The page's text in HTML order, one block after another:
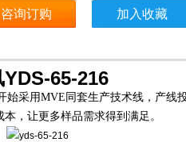
咨询订购 加入收藏
65-216
始采用MVE同套生产技术线，产线
，让更多样品需求得到满足。